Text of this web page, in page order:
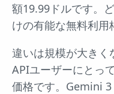
額19.99ドルです。
けの有能な無料利用
違いは規模が大きく
APIユーザーにとっ
価格です。Gemini 3